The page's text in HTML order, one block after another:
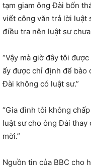
tạm giam ông Đài bốn
viết công văn trả lời luật
điều tra nên luật sư
“Vậy mà giờ đây tôi
ấy được chỉ định để bào
Đài không có luật sư.”
“Gia đình tôi không
luật sư cho ông Đài thay
mời.”
Nguồn tin của BBC cho